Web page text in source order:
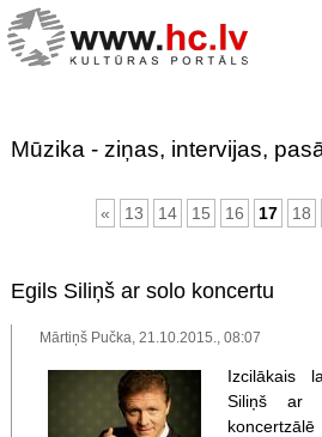
Mūzika - ziņas, intervijas,
« 13 14 15 16 17 18
Egils Siliņš ar solo koncertu
Mārtiņš Pučka, 21.10.2015., 08:07
Izcilākais
Siliņš ar